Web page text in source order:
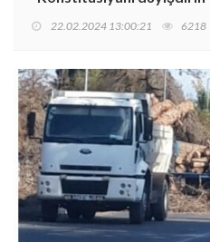
22.02.2024 13:00:21 6218